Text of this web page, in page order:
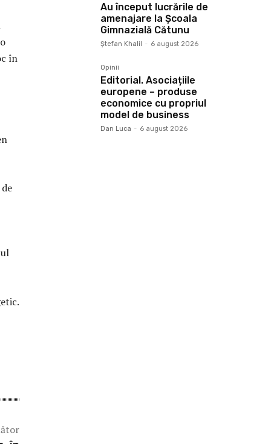
în
Au început lucrările de
amenajare la Școala
Gimnazială Cătunu
Ştefan Khalil - 6 august 2026
Opinii
Editorial. Asociațiile
europene – produse
economice cu propriul
model de business
Dan Luca - 6 august 2026